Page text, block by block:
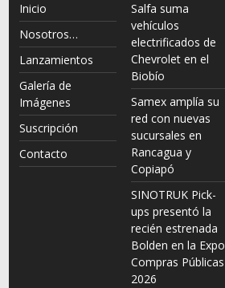
Inicio
Nosotros…
Lanzamientos
Galería de
Imágenes
Suscripción
Contacto
Salfa suma
vehículos
electrificados de
Chevrolet en el
Biobío
Samex amplía su
red con nuevas
sucursales en
Rancagua y
Copiapó
SINOTRUK Pick-
ups presentó la
recién estrenada
Bolden en la Expo
Compras Públicas
2026